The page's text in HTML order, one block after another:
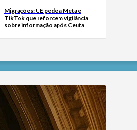
Migrações: UE pede a Meta e
TikTok que reforcem vigilância
sobre informação após Ceuta